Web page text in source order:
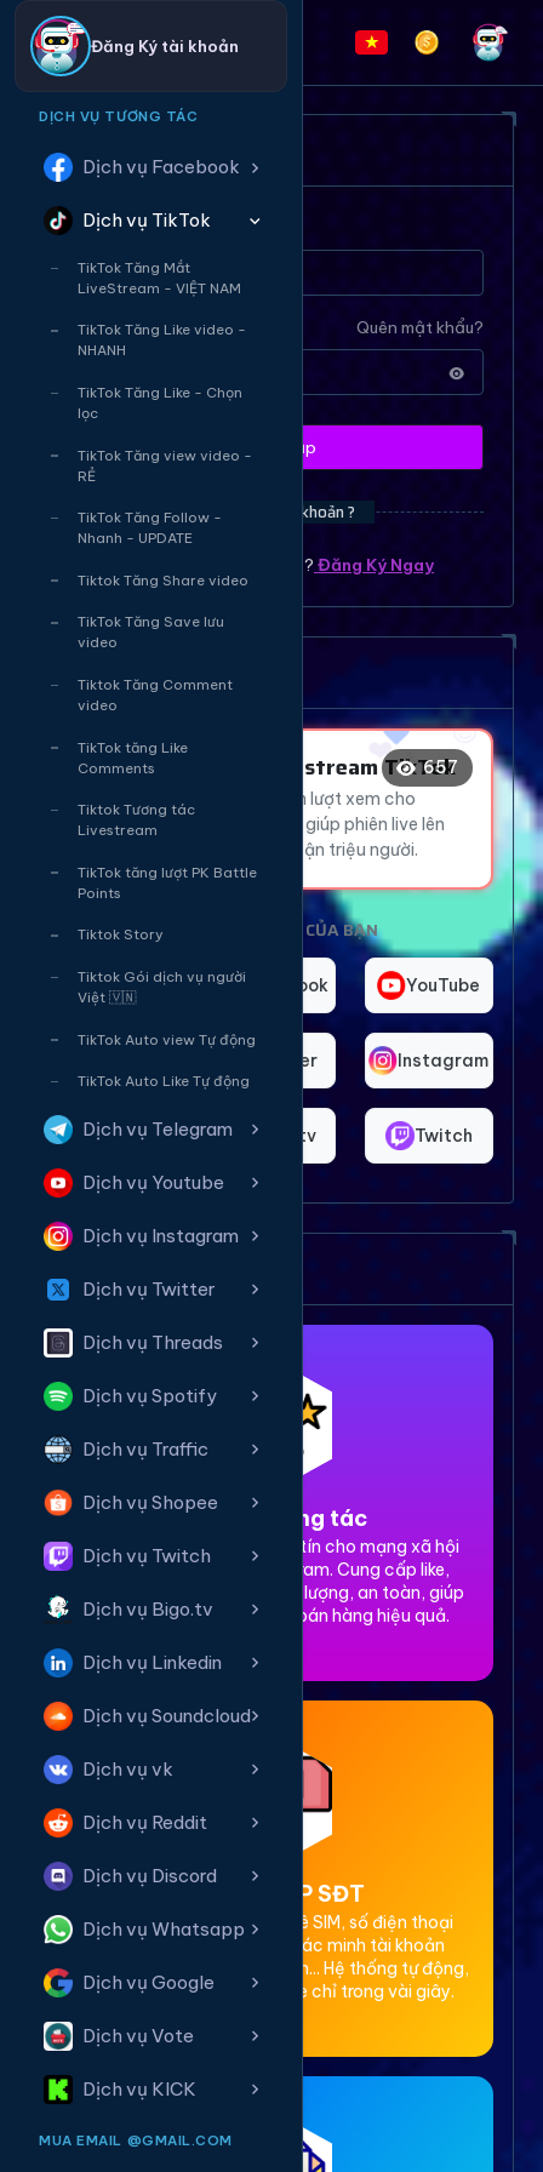
Đăng Ký tài khoản
DỊCH VỤ TƯƠNG TÁC
Dịch vụ Facebook
Dịch vụ TikTok
TikTok Tăng Mắt
LiveStream - VIỆT NAM
TikTok Tăng Like video -
NHANH
TikTok Tăng Like - Chọn
lọc
TikTok Tăng view video -
RẺ
TikTok Tăng Follow -
Nhanh - UPDATE
Tiktok Tăng Share video
TikTok Tăng Save lưu
video
Tiktok Tăng Comment
video
TikTok tăng Like
Comments
Tiktok Tương tác
Livestream
TikTok tăng lượt PK Battle
Points
Tiktok Story
Tiktok Gói dịch vụ người
Việt 🇻🇳
TikTok Auto view Tự động
TikTok Auto Like Tự động
Dịch vụ Telegram
Dịch vụ Youtube
Dịch vụ Instagram
Dịch vụ Twitter
Dịch vụ Threads
Dịch vụ Spotify
Dịch vụ Traffic
Dịch vụ Shopee
Dịch vụ Twitch
Dịch vụ Bigo.tv
Dịch vụ Linkedin
Dịch vụ Soundcloud
Dịch vụ vk
Dịch vụ Reddit
Dịch vụ Discord
Dịch vụ Whatsapp
Dịch vụ Google
Dịch vụ Vote
Dịch vụ KICK
MUA EMAIL @GMAIL.COM
ĐĂNG NHẬP HỆ THỐNG
Tên tài khoản
Quên mật khẩu?
Mật khẩu
Đăng nhập
Bạn chưa có tài khoản ?
Bạn chưa có tài khoản ? ? Đăng Ký Ngay
Tăng Mắt Livestream TikTok
Thu hút hàng ngàn lượt xem cho
livestream TikTok, giúp phiên live lên
xu hướng và tiếp cận triệu người.
657
❤️
👍
CHỌN NỀN TẢNG CỦA BẠN
TikTok Facebook YouTube
Twitter Instagram
Shopee Bigo.tv Twitch
1. Tăng tương tác
Dịch vụ tăng tương tác uy tín cho mạng xã hội
Facebook, TikTok, Instagram. Cung cấp like,
share, comment, view chất lượng, an toàn, giúp
xây dựng thương hiệu và bán hàng hiệu quả.
2. Thuê OTP SĐT
Cung cấp dịch vụ cho thuê SIM, số điện thoại
(SĐT) để nhận mã OTP xác minh tài khoản
Facebook, Google, Telegram... Hệ thống tự động,
bảo mật, giá rẻ, nhận code chỉ trong vài giây.